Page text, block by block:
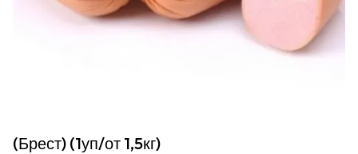
(Брест) (1уп/от 1,5кг)